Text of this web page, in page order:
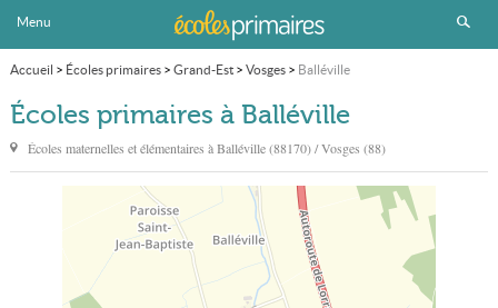
Menu
Accueil > Écoles primaires> Grand-Est> Vosges> Balléville
Écoles primaires à Balléville
Écoles maternelles et élémentaires àBalléville(88170) / Vosges (88)